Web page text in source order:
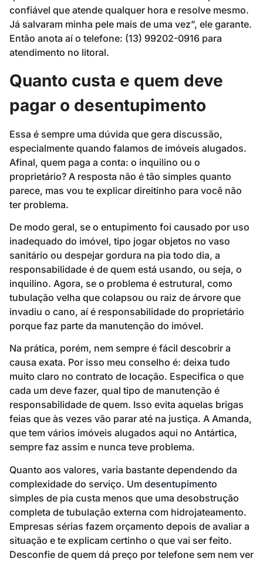
confiável que atende qualquer hora e resolve mesmo.
Já salvaram minha pele mais de uma vez”, ele garante.
Então anota aí o telefone: (13) 99202-0916 para
atendimento no litoral.
Quanto custa e quem deve
pagar o desentupimento
Essa é sempre uma dúvida que gera discussão,
especialmente quando falamos de imóveis alugados.
Afinal, quem paga a conta: o inquilino ou o
proprietário? A resposta não é tão simples quanto
parece, mas vou te explicar direitinho para você não
ter problema.
De modo geral, se o entupimento foi causado por uso
inadequado do imóvel, tipo jogar objetos no vaso
sanitário ou despejar gordura na pia todo dia, a
responsabilidade é de quem está usando, ou seja, o
inquilino. Agora, se o problema é estrutural, como
tubulação velha que colapsou ou raiz de árvore que
invadiu o cano, aí é responsabilidade do proprietário
porque faz parte da manutenção do imóvel.
Na prática, porém, nem sempre é fácil descobrir a
causa exata. Por isso meu conselho é: deixa tudo
muito claro no contrato de locação. Especifica o que
cada um deve fazer, qual tipo de manutenção é
responsabilidade de quem. Isso evita aquelas brigas
feias que às vezes vão parar até na justiça. A Amanda,
que tem vários imóveis alugados aqui no Antártica,
sempre faz assim e nunca teve problema.
Quanto aos valores, varia bastante dependendo da
complexidade do serviço. Um desentupimento
simples de pia custa menos que uma desobstrução
completa de tubulação externa com hidrojateamento.
Empresas sérias fazem orçamento depois de avaliar a
situação e te explicam certinho o que vai ser feito.
Desconfie de quem dá preço por telefone sem nem ver